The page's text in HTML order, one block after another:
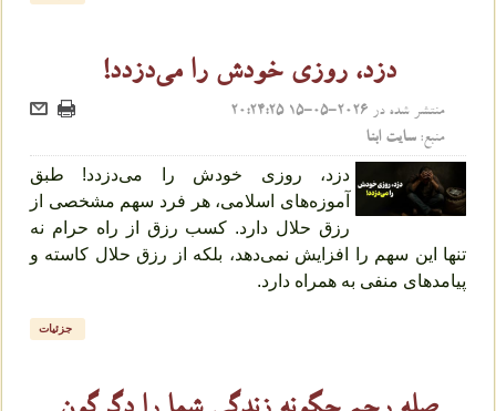
دزد، روزی خودش را می‌دزدد!
منتشر شده در 2026-05-15 20:24:25
منبع:سایت ابنا
دزد، روزی خودش را می‌دزدد! طبق
آموزه‌های اسلامی، هر فرد سهم مشخصی از
رزق حلال دارد. کسب رزق از راه حرام نه
تنها این سهم را افزایش نمی‌دهد، بلکه از رزق حلال کاسته و
پیامدهای منفی به همراه دارد.
جزئیات